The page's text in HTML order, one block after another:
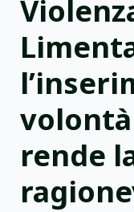
rende